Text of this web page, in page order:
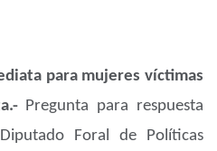
para mujeres víctimas
Pregunta para respuesta
Foral de Políticas